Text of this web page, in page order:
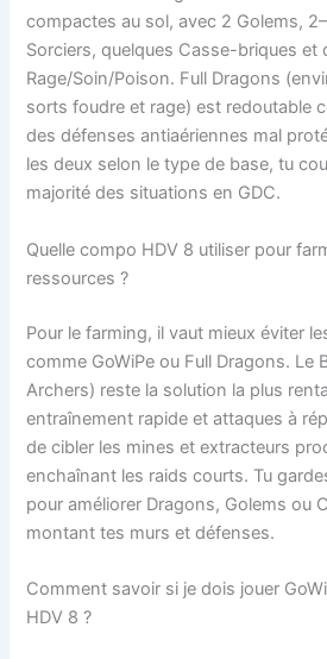
compactes au sol, avec 2 Golems,
Sorciers, quelques Casse-briques et
Rage/Soin/Poison. Full Dragons
sorts foudre et rage) est redoutable
des défenses antiaériennes mal
les deux selon le type de base, tu
majorité des situations en GDC.
Quelle compo HDV 8 utiliser pour
ressources ?
Pour le farming, il vaut mieux éviter
comme GoWiPe ou Full Dragons. Le
Archers) reste la solution la plus
entraînement rapide et attaques à
de cibler les mines et extracteurs
enchaînant les raids courts. Tu
pour améliorer Dragons, Golems ou
montant tes murs et défenses.
Comment savoir si je dois jouer
HDV 8 ?